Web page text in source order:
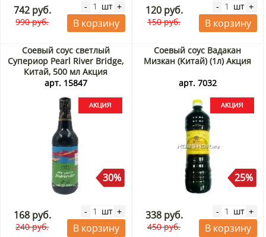
742 руб.
990 руб.
- шт +
В корзину
120 руб.
150 руб.
- шт +
В корзину
Соевый соус светлый
Супериор Pearl River Bridge,
Китай, 500 мл Акция
арт. 15847
30%
168 руб.
240 руб.
- шт +
В корзину
Соевый соус Вадакан
Мизкан (Китай) (1л) Акция
арт. 7032
25%
338 руб.
450 руб.
- шт +
В корзину